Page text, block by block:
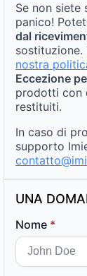
Se non
panico!
dal
sostituzione.
nostra
Eccezione
prodotti con
restituiti.
In caso di
supporto
UNA
Nome *